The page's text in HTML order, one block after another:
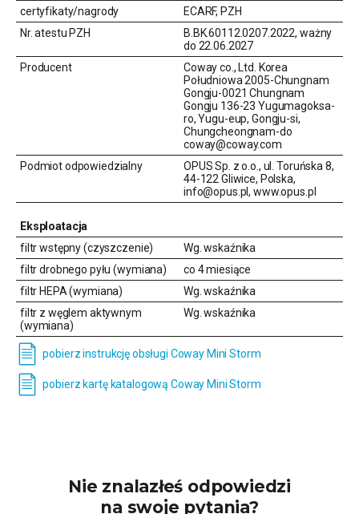
certyfikaty/nagrody
ECARF, PZH
Nr. atestu PZH
B.BK.60112.0207.2022, ważny
do 22.06.2027
Producent
Coway co., Ltd. Korea
Południowa 2005-Chungnam
Gongju-0021 Chungnam
Gongju 136-23 Yugumagoksa-
ro, Yugu-eup, Gongju-si,
Chungcheongnam-do
coway@coway.com
Podmiot odpowiedzialny
OPUS Sp. z o.o., ul. Toruńska 8,
44-122 Gliwice, Polska,
info@opus.pl, www.opus.pl
Eksploatacja
filtr wstępny (czyszczenie)
Wg. wskaźnika
filtr drobnego pyłu (wymiana)
co 4 miesiące
filtr HEPA (wymiana)
Wg. wskaźnika
filtr z węglem aktywnym
(wymiana)
Wg. wskaźnika
pobierz instrukcję obsługi Coway Mini Storm
pobierz kartę katalogową Coway Mini Storm
Nie znalazłeś odpowiedzi
na swoje pytania?